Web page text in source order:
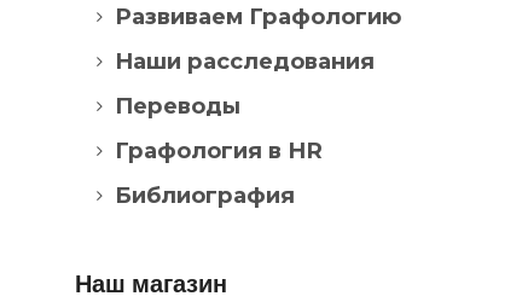
Развиваем Графологию
Наши расследования
Переводы
Графология в HR
Библиография
Наш магазин